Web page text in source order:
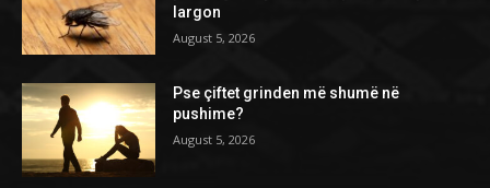
largon
August 5, 2026
Pse çiftet grinden më shumë në
pushime?
August 5, 2026